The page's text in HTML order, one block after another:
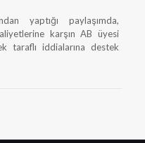
yaptığı paylaşımda,
karşın AB üyesi
taraflı iddialarına destek